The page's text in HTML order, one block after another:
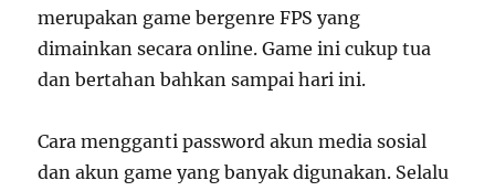
merupakan game bergenre FPS yang
dimainkan secara online. Game ini cukup tua
dan bertahan bahkan sampai hari ini.
Cara mengganti password akun media sosial
dan akun game yang banyak digunakan. Selalu